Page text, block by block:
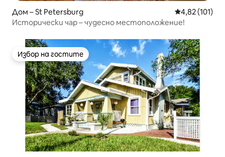
Дом – St Petersburg Средна
4,82 (101)
Исторически чар – чудесно местоположение!
Избор на гостите
Избор на гостите